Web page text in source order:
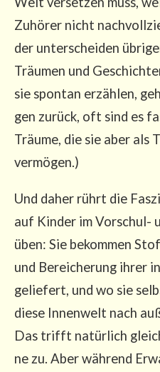
Zuhö­rer nicht
der unter­schei­den
Träu­men und
sie spon­tan erzäh­len,
gen zurück, oft sind es
Träu­me, die sie aber als
vermögen.)
Und daher rührt die
auf Kin­der im Vor­schul-
üben: Sie bekom­men
und Berei­che­rung ihrer
gelie­fert, und wo sie
die­se Innen­welt nach
Das trifft natür­lich
ne zu. Aber wäh­rend